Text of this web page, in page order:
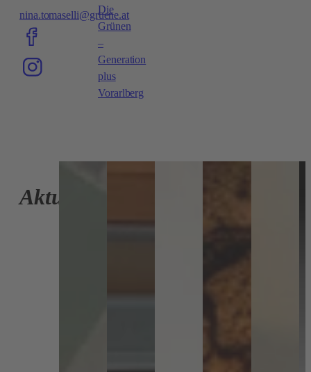
nina.tomaselli@gruene.at
Die
Grünen
–
Generation
plus
Vorarlberg
Aktuelles